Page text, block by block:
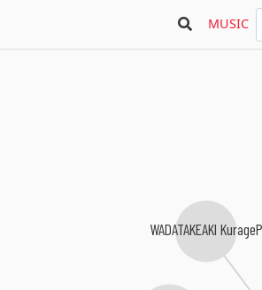
MUSIC
WADATAKEAKI KurageP